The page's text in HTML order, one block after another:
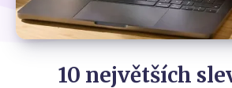
10 největších